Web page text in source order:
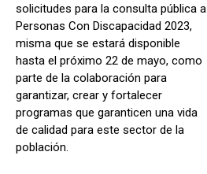
solicitudes para la consulta pública a
Personas Con Discapacidad 2023,
misma que se estará disponible
hasta el próximo 22 de mayo, como
parte de la colaboración para
garantizar, crear y fortalecer
programas que garanticen una vida
de calidad para este sector de la
población.